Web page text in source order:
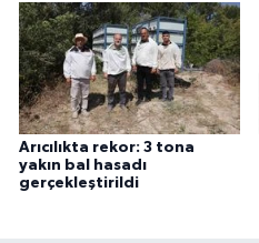
Arıcılıkta rekor: 3 tona
yakın bal hasadı
gerçekleştirildi